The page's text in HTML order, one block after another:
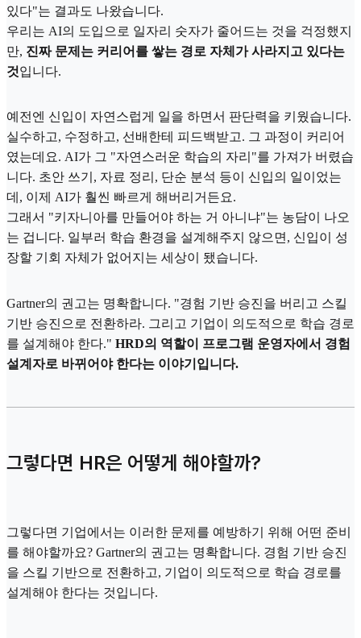
있다"는 결과도 나왔습니다.
우리는 AI의 도입으로 일자리 숫자가 줄어드는 것을 걱정했지
만, 진짜 문제는 커리어를 쌓는 경로 자체가 사라지고 있다는
것입니다.
예전엔 신입이 자연스럽게 일을 하면서 판단력을 키웠습니다.
실수하고, 수정하고, 선배한테 피드백받고. 그 과정이 커리어
였는데요. AI가 그 "자연스러운 학습의 자리"를 가져가 버렸습
니다. 초안 쓰기, 자료 정리, 단순 분석 등이 신입의 일이었는
데, 이제 AI가 훨씬 빠르게 해버리거든요.
그래서 "키자니아를 만들어야 하는 거 아니냐"는 농담이 나오
는 겁니다. 일부러 학습 환경을 설계해주지 않으면, 신입이 성
장할 기회 자체가 없어지는 세상이 됐습니다.
Gartner의 권고는 명확합니다. "경험 기반 승진을 버리고 스킬
기반 승진으로 전환하라. 그리고 기업이 의도적으로 학습 경로
를 설계해야 한다." HRD의 역할이 프로그램 운영자에서 경험
설계자로 바뀌어야 한다는 이야기입니다.
그렇다면 HR은 어떻게 해야할까?
그렇다면 기업에서는 이러한 문제를 예방하기 위해 어떤 준비
를 해야할까요? Gartner의 권고는 명확합니다. 경험 기반 승진
을 스킬 기반으로 전환하고, 기업이 의도적으로 학습 경로를
설계해야 한다는 것입니다.